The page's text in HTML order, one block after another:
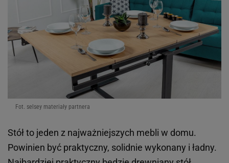
Fot. selsey materiały partnera
Stół to jeden z najważniejszych mebli w domu.
Powinien być praktyczny, solidnie wykonany i ładny.